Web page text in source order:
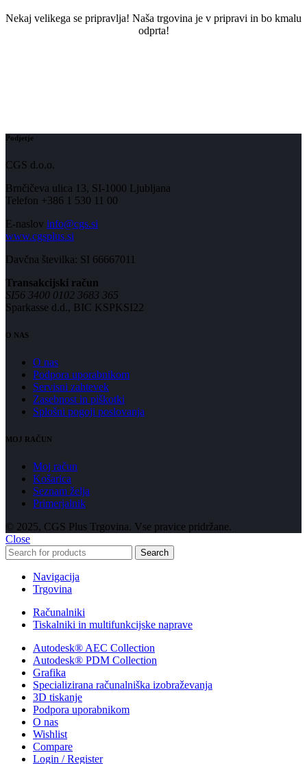
Nekaj ​​velikega se pripravlja! Naša trgovina je v pripravi in ​​bo kmalu
odprta!
Podjetje
CGS d.o.o.
Brnčičeva ulica 13, SI-1000 Ljubljana
Telefon +386 1 530 11 00
E-naslov info@cgs.si
www.cgsplus.si
Davčna številka: SI 66667011
Transakcijski račun
SI56 3400 0102 3683 365
Sparkasse d.d., BIC KSPKSI22
O NAS
O nas
Podpora uporabnikom
Servisni zahtevek
Zasebnost in piškotki
Splošni pogoji poslovanja
MOJ RAČUN
Moj račun
Košarica
Seznam želja
Primerjalnik
© 2025, CGS Plus Trgovina. Vse pravice pridržane.
Close
Search
Navigacija
Trgovina
Računalniki
Tiskalniki in multifunkcijske naprave
Autodesk® AEC Collection
Autodesk® PDM Collection
Grafika
Specializirana računalniška izobraževanja
3D tiskanje
Podpora uporabnikom
O nas
Wishlist
Compare
Login / Register